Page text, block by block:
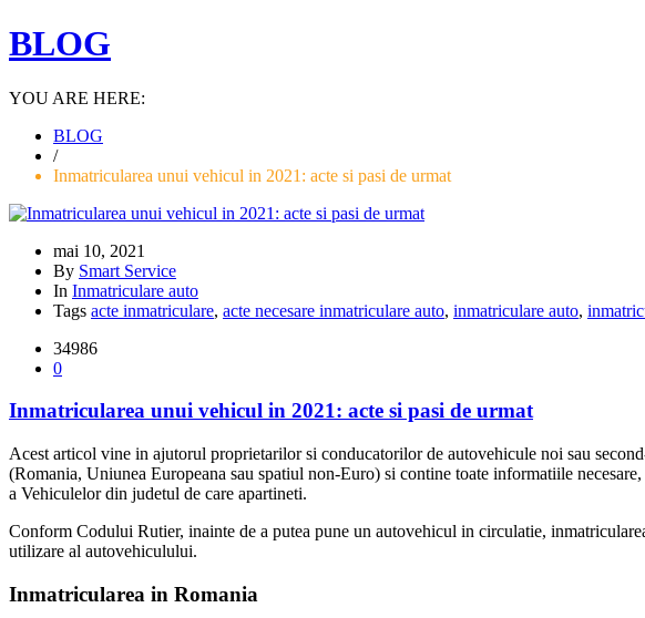
BLOG
YOU ARE HERE:
BLOG
/
Inmatricularea unui vehicul in 2021: acte si pasi de urmat
mai 10, 2021
By Smart Service
In Inmatriculare auto
Tags acte inmatriculare, acte necesare inmatriculare auto, inmatriculare auto,
34986
0
Inmatricularea unui vehicul in 2021: acte si pasi de urmat
Acest articol vine in ajutorul proprietarilor si conducatorilor de autovehicule noi sau
(Romania, Uniunea Europeana sau spatiul non-Euro) si contine toate informatiile
a Vehiculelor din judetul de care apartineti.
Conform Codului Rutier, inainte de a putea pune un autovehicul in circulatie,
utilizare al autovehiculului.
Inmatricularea in Romania